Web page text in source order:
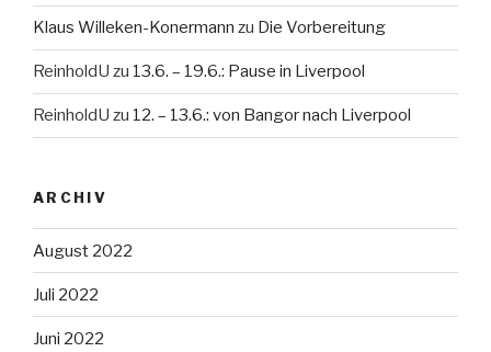
Klaus Willeken-Konermann zu Die Vorbereitung
ReinholdU zu 13.6. – 19.6.: Pause in Liverpool
ReinholdU zu 12. – 13.6.: von Bangor nach Liverpool
ARCHIV
August 2022
Juli 2022
Juni 2022